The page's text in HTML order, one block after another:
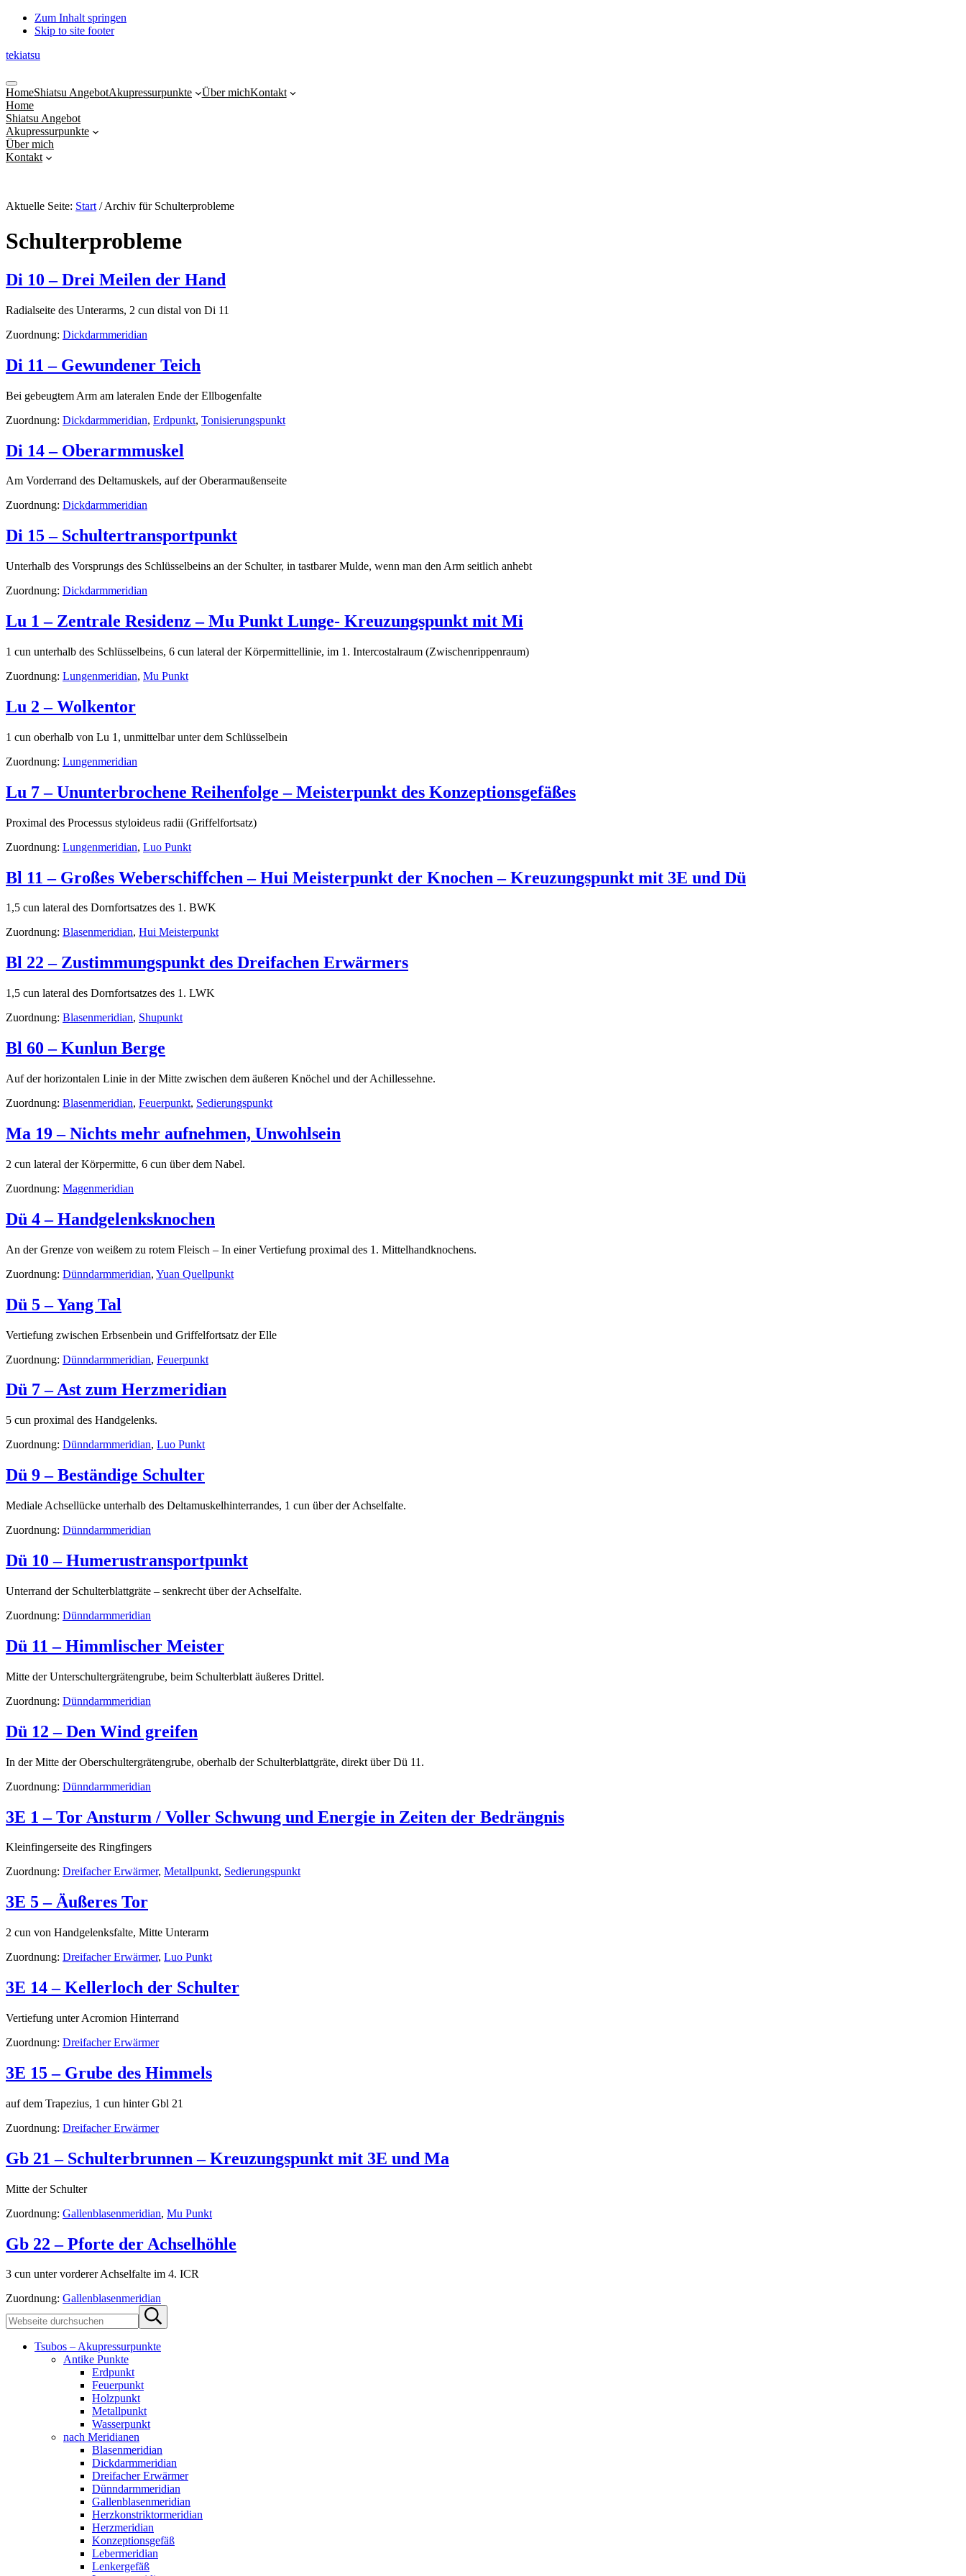
Zum Inhalt springen
Skip to site footer
tekiatsu
Shiatsu
bringt
Energie
in
Fluss...
Menu
HomeShiatsu AngebotAkupressurpunkte Über michKontakt
Home
Shiatsu Angebot
Akupressurpunkte
Über mich
Kontakt
Aktuelle Seite: Start /Archiv für Schulterprobleme
Schulterprobleme
Di 10 – Drei Meilen der Hand
Radialseite des Unterarms, 2 cun distal von Di 11
Zuordnung: Dickdarmmeridian
Di 11 – Gewundener Teich
Bei gebeugtem Arm am lateralen Ende der Ellbogenfalte
Zuordnung: Dickdarmmeridian, Erdpunkt, Tonisierungspunkt
Di 14 – Oberarmmuskel
Am Vorderrand des Deltamuskels, auf der Oberarmaußenseite
Zuordnung: Dickdarmmeridian
Di 15 – Schultertransportpunkt
Unterhalb des Vorsprungs des Schlüsselbeins an der Schulter, in tastbarer Mulde, wenn man den Arm seitlich anhebt
Zuordnung: Dickdarmmeridian
Lu 1 – Zentrale Residenz – Mu Punkt Lunge- Kreuzungspunkt mit Mi
1 cun unterhalb des Schlüsselbeins, 6 cun lateral der Körpermittellinie, im 1. Intercostalraum (Zwischenrippenraum)
Zuordnung: Lungenmeridian, Mu Punkt
Lu 2 – Wolkentor
1 cun oberhalb von Lu 1, unmittelbar unter dem Schlüsselbein
Zuordnung: Lungenmeridian
Lu 7 – Ununterbrochene Reihenfolge – Meisterpunkt des Konzeptionsgefäßes
Proximal des Processus styloideus radii (Griffelfortsatz)
Zuordnung: Lungenmeridian, Luo Punkt
Bl 11 – Großes Weberschiffchen – Hui Meisterpunkt der Knochen – Kreuzungspunkt mit 3E und Dü
1,5 cun lateral des Dornfortsatzes des 1. BWK
Zuordnung: Blasenmeridian, Hui Meisterpunkt
Bl 22 – Zustimmungspunkt des Dreifachen Erwärmers
1,5 cun lateral des Dornfortsatzes des 1. LWK
Zuordnung: Blasenmeridian, Shupunkt
Bl 60 – Kunlun Berge
Auf der horizontalen Linie in der Mitte zwischen dem äußeren Knöchel und der Achillessehne.
Zuordnung: Blasenmeridian, Feuerpunkt, Sedierungspunkt
Ma 19 – Nichts mehr aufnehmen, Unwohlsein
2 cun lateral der Körpermitte, 6 cun über dem Nabel.
Zuordnung: Magenmeridian
Dü 4 – Handgelenksknochen
An der Grenze von weißem zu rotem Fleisch – In einer Vertiefung proximal des 1. Mittelhandknochens.
Zuordnung: Dünndarmmeridian, Yuan Quellpunkt
Dü 5 – Yang Tal
Vertiefung zwischen Erbsenbein und Griffelfortsatz der Elle
Zuordnung: Dünndarmmeridian, Feuerpunkt
Dü 7 – Ast zum Herzmeridian
5 cun proximal des Handgelenks.
Zuordnung: Dünndarmmeridian, Luo Punkt
Dü 9 – Beständige Schulter
Mediale Achsellücke unterhalb des Deltamuskelhinterrandes, 1 cun über der Achselfalte.
Zuordnung: Dünndarmmeridian
Dü 10 – Humerustransportpunkt
Unterrand der Schulterblattgräte – senkrecht über der Achselfalte.
Zuordnung: Dünndarmmeridian
Dü 11 – Himmlischer Meister
Mitte der Unterschultergrätengrube, beim Schulterblatt äußeres Drittel.
Zuordnung: Dünndarmmeridian
Dü 12 – Den Wind greifen
In der Mitte der Oberschultergrätengrube, oberhalb der Schulterblattgräte, direkt über Dü 11.
Zuordnung: Dünndarmmeridian
3E 1 – Tor Ansturm / Voller Schwung und Energie in Zeiten der Bedrängnis
Kleinfingerseite des Ringfingers
Zuordnung: Dreifacher Erwärmer, Metallpunkt, Sedierungspunkt
3E 5 – Äußeres Tor
2 cun von Handgelenksfalte, Mitte Unterarm
Zuordnung: Dreifacher Erwärmer, Luo Punkt
3E 14 – Kellerloch der Schulter
Vertiefung unter Acromion Hinterrand
Zuordnung: Dreifacher Erwärmer
3E 15 – Grube des Himmels
auf dem Trapezius, 1 cun hinter Gbl 21
Zuordnung: Dreifacher Erwärmer
Gb 21 – Schulterbrunnen – Kreuzungspunkt mit 3E und Ma
Mitte der Schulter
Zuordnung: Gallenblasenmeridian, Mu Punkt
Gb 22 – Pforte der Achselhöhle
3 cun unter vorderer Achselfalte im 4. ICR
Zuordnung: Gallenblasenmeridian
Sidebar
Webseite
durchsuchen
Submit
search
Tsubos – Akupressurpunkte
Antike Punkte
Erdpunkt
Feuerpunkt
Holzpunkt
Metallpunkt
Wasserpunkt
nach Meridianen
Blasenmeridian
Dickdarmmeridian
Dreifacher Erwärmer
Dünndarmmeridian
Gallenblasenmeridian
Herzkonstriktormeridian
Herzmeridian
Konzeptionsgefäß
Lebermeridian
Lenkergefäß